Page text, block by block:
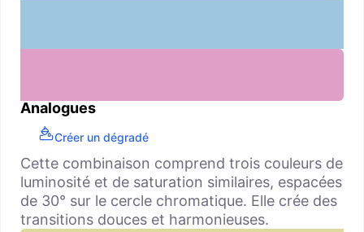
Analogues
Créer un dégradé
Cette combinaison comprend trois couleurs de
luminosité et de saturation similaires, espacées
de 30° sur le cercle chromatique. Elle crée des
transitions douces et harmonieuses.